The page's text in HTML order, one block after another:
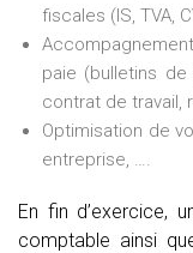
fiscales (IS, TVA,
paie (bulletins
contrat de travail,
Optimisation de
entreprise, ….
En fin d’exercice,
comptable ainsi